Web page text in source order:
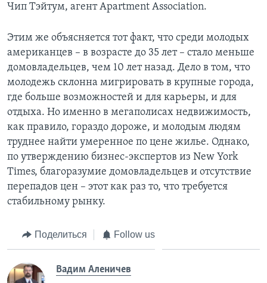
Чип Тэйтум, агент Apartment Association.
Этим же объясняется тот факт, что среди молодых
американцев – в возрасте до 35 лет – стало меньше
домовладельцев, чем 10 лет назад. Дело в том, что
молодежь склонна мигрировать в крупные города,
где больше возможностей и для карьеры, и для
отдыха. Но именно в мегаполисах недвижимость,
как правило, гораздо дороже, и молодым людям
труднее найти умеренное по цене жилье. Однако,
по утверждению бизнес-экспертов из New York
Times, благоразумие домовладельцев и отсутствие
перепадов цен – этот как раз то, что требуется
стабильному рынку.
Поделиться Follow us
Вадим Аленичев